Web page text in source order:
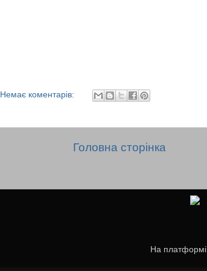
Немає коментарів:
Головна сторінка
На платформі